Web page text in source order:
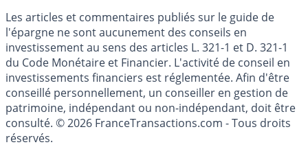
Les articles et commentaires publiés sur le guide de
l'épargne ne sont aucunement des conseils en
investissement au sens des articles L. 321-1 et D. 321-1
du Code Monétaire et Financier. L'activité de conseil en
investissements financiers est réglementée. Afin d'être
conseillé personnellement, un conseiller en gestion de
patrimoine, indépendant ou non-indépendant, doit être
consulté. © 2026 FranceTransactions.com - Tous droits
réservés.